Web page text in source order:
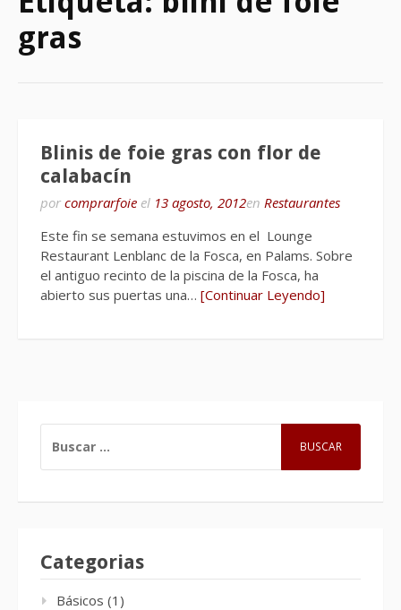
gras
Blinis de foie gras con flor de
calabacín
por comprarfoie el 13 agosto, 2012en Restaurantes
Este fin se semana estuvimos en el Lounge
Restaurant Lenblanc de la Fosca, en Palams. Sobre
el antiguo recinto de la piscina de la Fosca, ha
abierto sus puertas una… [Continuar Leyendo]
Categorias
Básicos (1)